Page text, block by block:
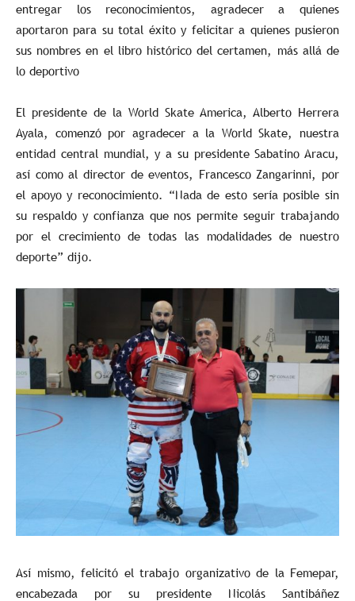
entregar los reconocimientos, agradecer a quienes
aportaron para su total éxito y felicitar a quienes pusieron
sus nombres en el libro histórico del certamen, más allá de
lo deportivo
El presidente de la World Skate America, Alberto Herrera
Ayala, comenzó por agradecer a la World Skate, nuestra
entidad central mundial, y a su presidente Sabatino Aracu,
así como al director de eventos, Francesco Zangarinni, por
el apoyo y reconocimiento. “Nada de esto sería posible sin
su respaldo y confianza que nos permite seguir trabajando
por el crecimiento de todas las modalidades de nuestro
deporte” dijo.
Así mismo, felicitó el trabajo organizativo de la Femepar,
encabezada por su presidente Nicolás Santibáñez